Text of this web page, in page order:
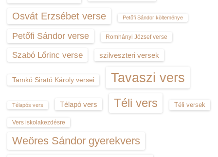
Osvát Erzsébet verse Petőfi Sándor költeménye
Petőfi Sándor verse Romhányi József verse
Szabó Lőrinc verse szilveszteri versek
Tamkó Sirató Károly versei Tavaszi vers
Télapós vers Télapó vers Téli vers Téli versek
Vers iskolakezdésre
Weöres Sándor gyerekvers